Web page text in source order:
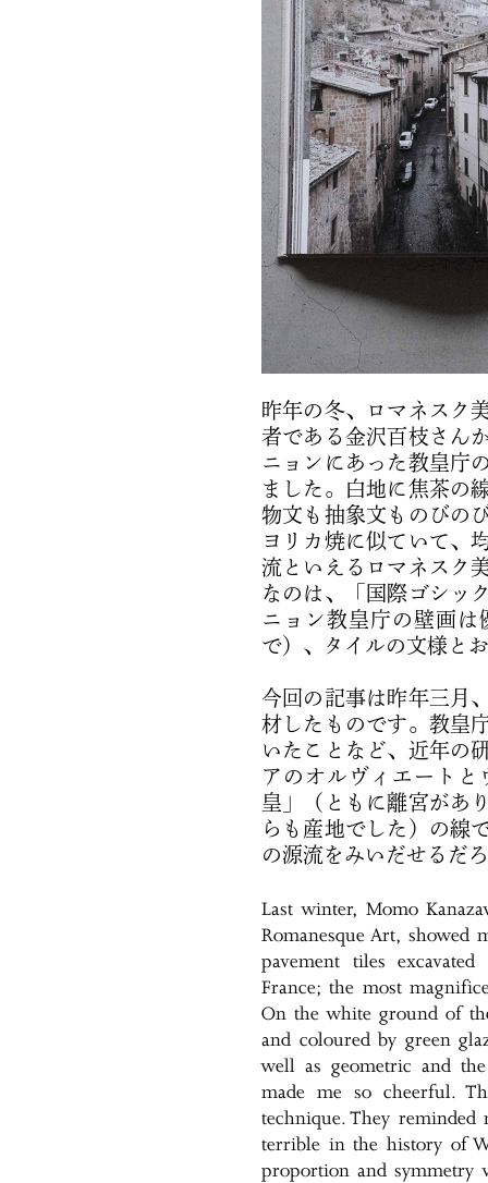
昨年の冬、ロマネスク
者である金沢百枝さん
ニョンにあった教皇庁
ました。白地に焦茶の
物文も抽象文ものびの
ヨリカ焼に似ていて、
流といえるロマネスク
なのは、「国際ゴシッ
ニョン教皇庁の壁画
で）、タイルの文様と
今回の記事は昨年三月
材したものです。教皇
いたことなど、近年の
アのオルヴィエート
皇」（ともに離宮があ
らも産地でした）の線
の源流をみいだせるだ
Last winter, Momo
Romanesque Art, showed
pavement tiles
France; the most
On the white ground of
and coloured by green
well as geometric and
made me so cheerful.
technique. They
terrible in the history of
proportion and symmetry